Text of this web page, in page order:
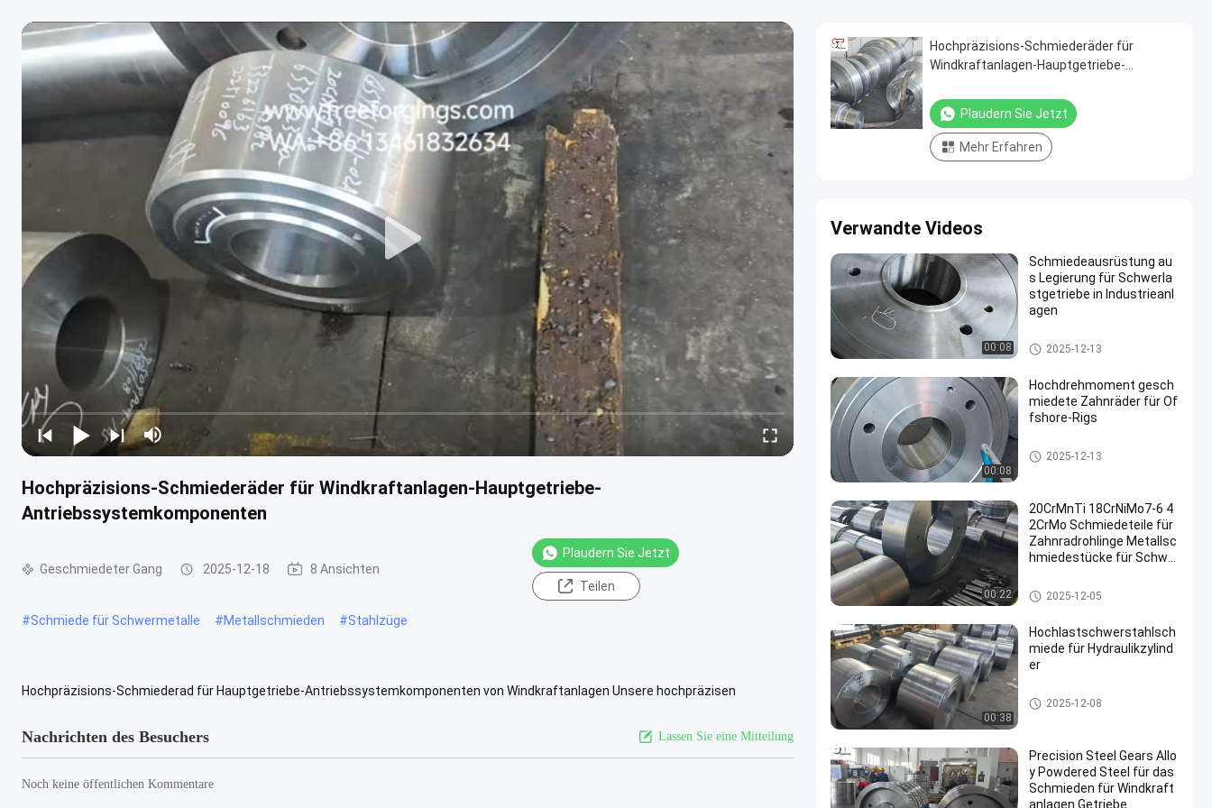
Hochpräzisions-Schmiederäder für Windkraftanlagen-Hauptgetriebe-
Antriebssystemkomponenten
Geschmiedeter Gang 2025-12-18 8 Ansichten
Plaudern Sie Jetzt
Teilen
#Schmiede für Schwermetalle #Metallschmieden #Stahlzüge
Hochpräzisions-Schmiederad für Hauptgetriebe-Antriebssystemkomponenten von Windkraftanlagen Unsere hochpräzisen
Nachrichten des Besuchers Lassen Sie eine Mitteilung
Noch keine öffentlichen Kommentare
Hochpräzisions-Schmiederäder für
Windkraftanlagen-Hauptgetriebe-
Plaudern Sie Jetzt
Mehr Erfahren
Verwandte Videos
00:08
Schmiedeausrüstung au
s Legierung für Schwerla
stgetriebe in Industrieanl
agen
Geschmiedeter Gang
2025-12-13
00:08
Hochdrehmoment gesch
miedete Zahnräder für Of
fshore-Rigs
Geschmiedeter Gang
2025-12-13
00:22
20CrMnTi 18CrNiMo7-6 4
2CrMo Schmiedeteile für
Zahnradrohlinge Metallsc
hmiedestücke für Schwe
Geschmiedeter Gang
2025-12-05
00:38
Hochlastschwerstahlsch
miede für Hydraulikzylind
er
Schwere Stahlschmiede
2025-12-08
Precision Steel Gears Allo
y Powdered Steel für das
Schmieden für Windkraft
anlagen Getriebe